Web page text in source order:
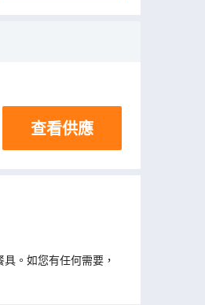
查看供應
。如您有任何需要，